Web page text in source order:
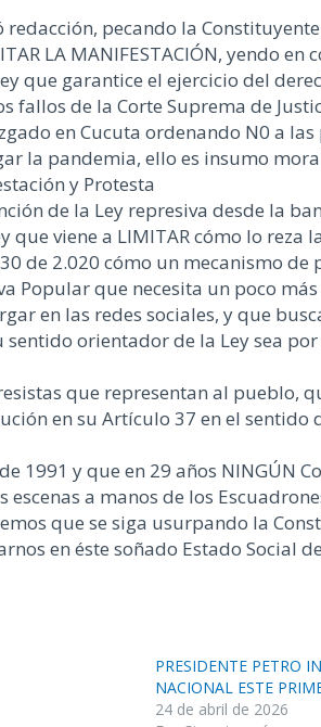
pecando la
LA MANIFESTACIÓN, yendo en
que garantice el ejercicio del
de la Corte Suprema de
en Cucuta ordenando N0 a
la pandemia, ello es insumo
y Protesta
de la Ley represiva desde la
viene a LIMITAR cómo lo reza
de 2.020 cómo un mecanismo
Popular que necesita un poco
en las redes sociales, y que
orientador de la Ley sea
que representan al pueblo,
en su Artículo 37 en el sentido
1991 y que en 29 años NINGÚN
a manos de los
que se siga usurpando la
en éste soñado Estado Social
PRESIDENTE PETRO
NACIONAL ESTE
24 de abril de 2026